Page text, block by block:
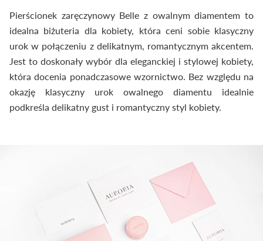
Pierścionek zaręczynowy Belle z owalnym diamentem to
idealna biżuteria dla kobiety, która ceni sobie klasyczny
urok w połączeniu z delikatnym, romantycznym akcentem.
Jest to doskonały wybór dla eleganckiej i stylowej kobiety,
która docenia ponadczasowe wzornictwo. Bez względu na
okazję klasyczny urok owalnego diamentu idealnie
podkreśla delikatny gust i romantyczny styl kobiety.